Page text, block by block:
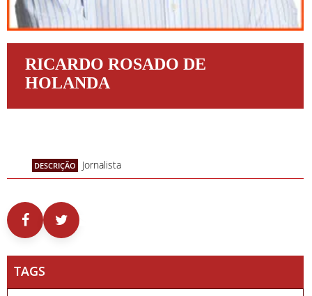
RICARDO ROSADO DE
HOLANDA
DESCRIÇÃO Jornalista
TAGS